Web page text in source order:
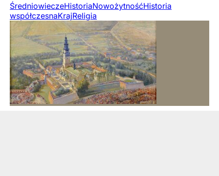
ŚredniowieczeHistoriaNowożytnośćHistoria
współczesnaKrajReligia